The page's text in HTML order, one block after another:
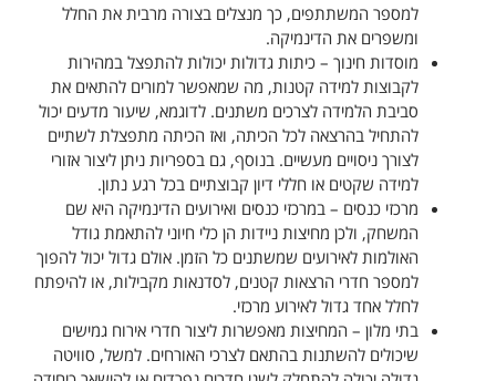
למספר המשתתפים, כך מנצלים בצורה מרבית את החלל
ומשפרים את הדינמיקה.
מוסדות חינוך – כיתות גדולות יכולות להתפצל במהירות
לקבוצות למידה קטנות, מה שמאפשר למורים להתאים את
סביבת הלמידה לצרכים משתנים. לדוגמא, שיעור מדעים יכול
להתחיל בהרצאה לכל הכיתה, ואז הכיתה מתפצלת לשתיים
לצורך ניסויים מעשיים. בנוסף, גם בספריות ניתן ליצור אזורי
למידה שקטים או חללי דיון קבוצתיים בכל רגע נתון.
מרכזי כנסים – במרכזי כנסים ואירועים הדינמיקה היא שם
המשחק, ולכן מחיצות ניידות הן כלי חיוני להתאמת גודל
האולמות לאירועים שמשתנים כל הזמן. אולם גדול יכול להפוך
למספר חדרי הרצאות קטנים, לסדנאות מקבילות, או להיפתח
לחלל אחד גדול לאירוע מרכזי.
בתי מלון – המחיצות מאפשרות ליצור חדרי אירוח גמישים
שיכולים להשתנות בהתאם לצרכי האורחים. למשל, סוויטה